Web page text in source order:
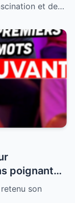
et de…
poignantes
son